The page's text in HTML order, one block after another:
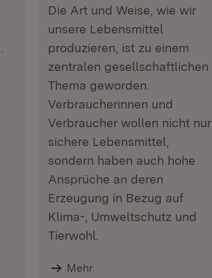
Die Art und Weise, wie wir
unsere Lebensmittel
produzieren, ist zu einem
zentralen gesellschaftlichen
Thema geworden.
Verbraucherinnen und
Verbraucher wollen nicht nur
sichere Lebensmittel,
sondern haben auch hohe
Ansprüche an deren
Erzeugung in Bezug auf
Klima-, Umweltschutz und
Tierwohl.
Mehr